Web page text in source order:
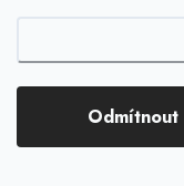
Odmítnout